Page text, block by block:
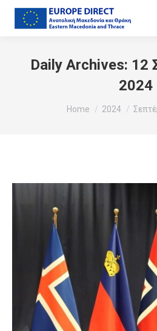
Daily Archives: 12
2024
You are here:
Home 2024